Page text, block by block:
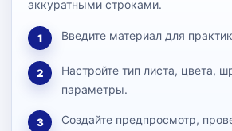
аккуратными строками.
1 Введите материал для
2
Настройте тип листа, цвета,
параметры.
3
Создайте предпросмотр,